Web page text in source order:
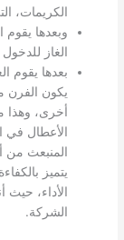
الكريمات،
وبعدها يقوم
الغاز
بعدها يقوم
يكون الفرن
أخرى، وهذا
الأعطال في
المنبعث من
يتميز
الأداء،
الشركة.